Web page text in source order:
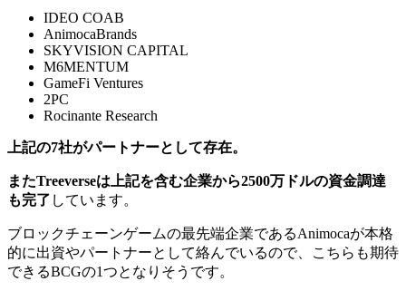
IDEO COAB
AnimocaBrands
SKYVISION CAPITAL
M6MENTUM
GameFi Ventures
2PC
Rocinante Research
上記の7社がパートナーとして存在。
またTreeverseは上記を含む企業から2500万ドルの資金調達
も完了 しています。
ブロックチェーンゲームの最先端企業であるAnimocaが本格
的に出資やパートナーとして絡んでいるので、こちらも期待
できるBCGの1つとなりそうです。